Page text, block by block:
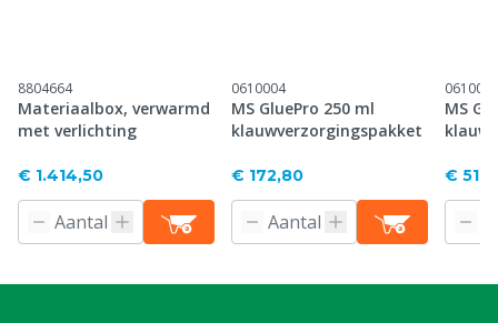
8804664
Materiaalbox, verwarmd
met verlichting
€ 1.414,50
0610004
MS GluePro 250 ml
klauwverzorgingspakket
€ 172,80
0610005
MS
€